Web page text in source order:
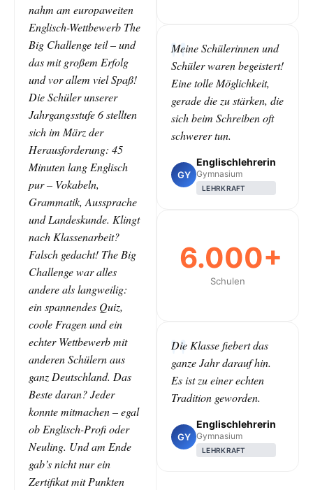
nahm am europaweiten
Englisch-Wettbewerb The
Big Challenge teil – und
das mit großem Erfolg
und vor allem viel Spaß!
Die Schüler unserer
Jahrgangsstufe 6 stellten
sich im März der
Herausforderung: 45
Minuten lang Englisch
pur – Vokabeln,
Grammatik, Aussprache
und Landeskunde. Klingt
nach Klassenarbeit?
Falsch gedacht! The Big
Challenge war alles
andere als langweilig:
ein spannendes Quiz,
coole Fragen und ein
echter Wettbewerb mit
anderen Schülern aus
ganz Deutschland. Das
Beste daran? Jeder
konnte mitmachen – egal
ob Englisch-Profi oder
Neuling. Und am Ende
gab’s nicht nur ein
Zertifikat mit Punkten
Meine Schülerinnen und
Schüler waren begeistert!
Eine tolle Möglichkeit,
gerade die zu stärken, die
sich beim Schreiben oft
schwerer tun.
GY
Englischlehrerin
Gymnasium
LEHRKRAFT
6.000+
Schulen
Die Klasse fiebert das
ganze Jahr darauf hin.
Es ist zu einer echten
Tradition geworden.
GY
Englischlehrerin
Gymnasium
LEHRKRAFT